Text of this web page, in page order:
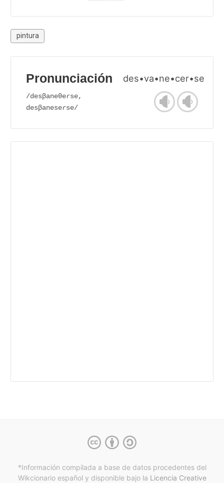
pintura
Pronunciación des•va•ne•cer•se
/desβaneθeɾse,
desβaneseɾse/
*Información compilada a base de datos procedentes del
Wikcionario español y disponible bajo la Licencia Creative